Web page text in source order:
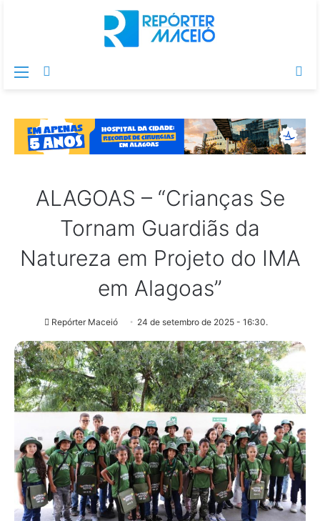
Menu
ALAGOAS – “Crianças Se
Tornam Guardiãs da
Natureza em Projeto do IMA
em Alagoas”
Repórter Maceió 24 de setembro de 2025 - 16:30.